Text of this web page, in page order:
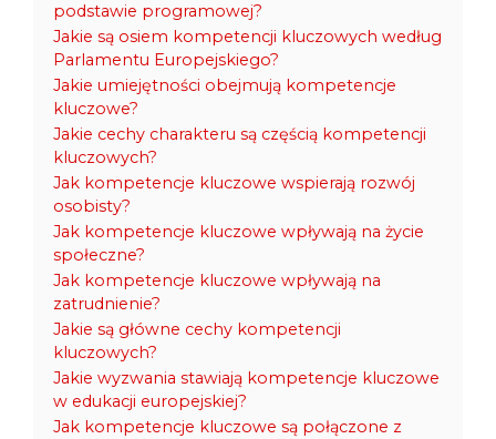
podstawie programowej?
Jakie są osiem kompetencji kluczowych według
Parlamentu Europejskiego?
Jakie umiejętności obejmują kompetencje
kluczowe?
Jakie cechy charakteru są częścią kompetencji
kluczowych?
Jak kompetencje kluczowe wspierają rozwój
osobisty?
Jak kompetencje kluczowe wpływają na życie
społeczne?
Jak kompetencje kluczowe wpływają na
zatrudnienie?
Jakie są główne cechy kompetencji
kluczowych?
Jakie wyzwania stawiają kompetencje kluczowe
w edukacji europejskiej?
Jak kompetencje kluczowe są połączone z